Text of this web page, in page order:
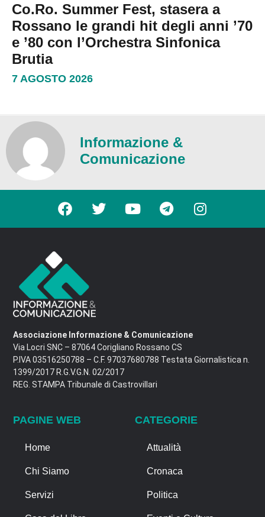
Co.Ro. Summer Fest, stasera a
Rossano le grandi hit degli anni ’70
e ’80 con l’Orchestra Sinfonica
Brutia
7 AGOSTO 2026
Informazione &
Comunicazione
Associazione Informazione & Comunicazione
Via Locri SNC – 87064 Corigliano Rossano CS
P.IVA 03516250788 – C.F. 97037680788 Testata Giornalistica n.
1399/2017 R.G.V.G.N. 02/2017
REG. STAMPA Tribunale di Castrovillari
PAGINE WEB
Home
Chi Siamo
Servizi
CATEGORIE
Attualità
Cronaca
Politica